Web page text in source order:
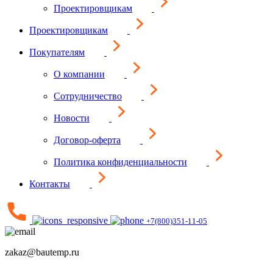
Проектировщикам
Проектировщикам
Покупателям
О компании
Сотрудничество
Новости
Договор-оферта
Политика конфиденциальности
Контакты
+7(800)351-11-05
zakaz@bautemp.ru